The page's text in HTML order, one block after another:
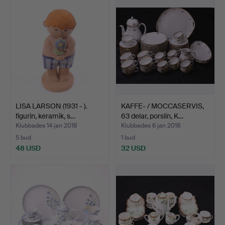
LISA LARSON (1931 - ).
figurin, keramik, s…
Klubbades 14 jan 2018
5 bud
48 USD
KAFFE- / MOCCASERVIS,
63 delar, porslin, K…
Klubbades 6 jan 2018
1 bud
32 USD